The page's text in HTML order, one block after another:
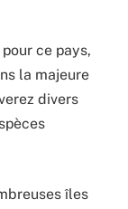
ce pays,
la majeure
divers
îles